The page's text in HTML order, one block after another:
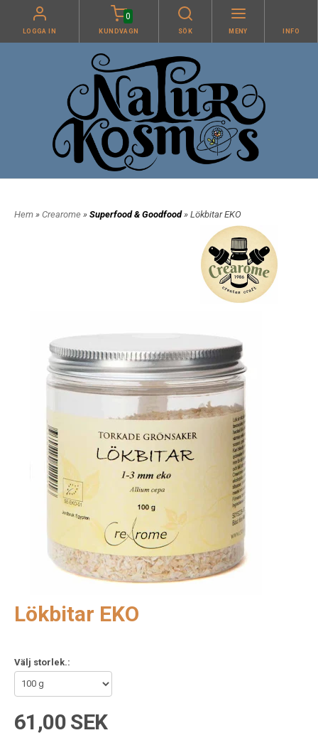
LOGGA IN
0
KUNDVAGN SÖK MENY INFO
Hem » Crearome » Superfood & Goodfood» Lökbitar EKO
Lökbitar EKO
Välj storlek.:
61,00 SEK